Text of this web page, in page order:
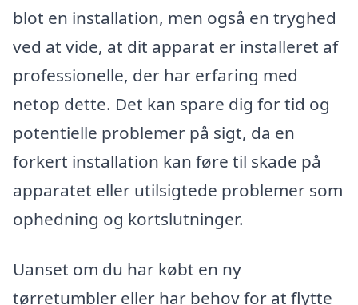
blot en installation, men også en tryghed
ved at vide, at dit apparat er installeret af
professionelle, der har erfaring med
netop dette. Det kan spare dig for tid og
potentielle problemer på sigt, da en
forkert installation kan føre til skade på
apparatet eller utilsigtede problemer som
ophedning og kortslutninger.
Uanset om du har købt en ny
tørretumbler eller har behov for at flytte